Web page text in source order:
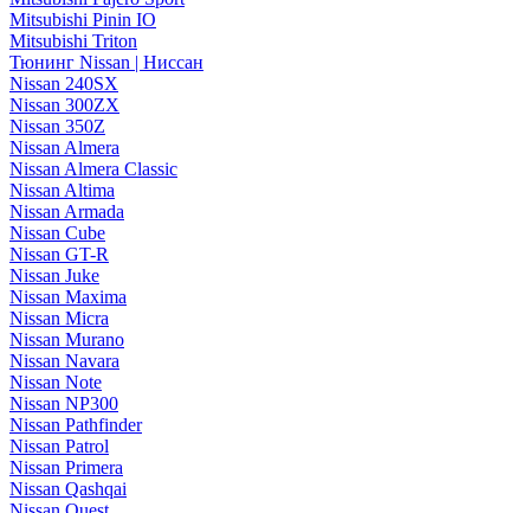
Mitsubishi Pinin IO
Mitsubishi Triton
Тюнинг Nissan | Ниссан
Nissan 240SX
Nissan 300ZX
Nissan 350Z
Nissan Almera
Nissan Almera Classic
Nissan Altima
Nissan Armada
Nissan Cube
Nissan GT-R
Nissan Juke
Nissan Maxima
Nissan Micra
Nissan Murano
Nissan Navara
Nissan Note
Nissan NP300
Nissan Pathfinder
Nissan Patrol
Nissan Primera
Nissan Qashqai